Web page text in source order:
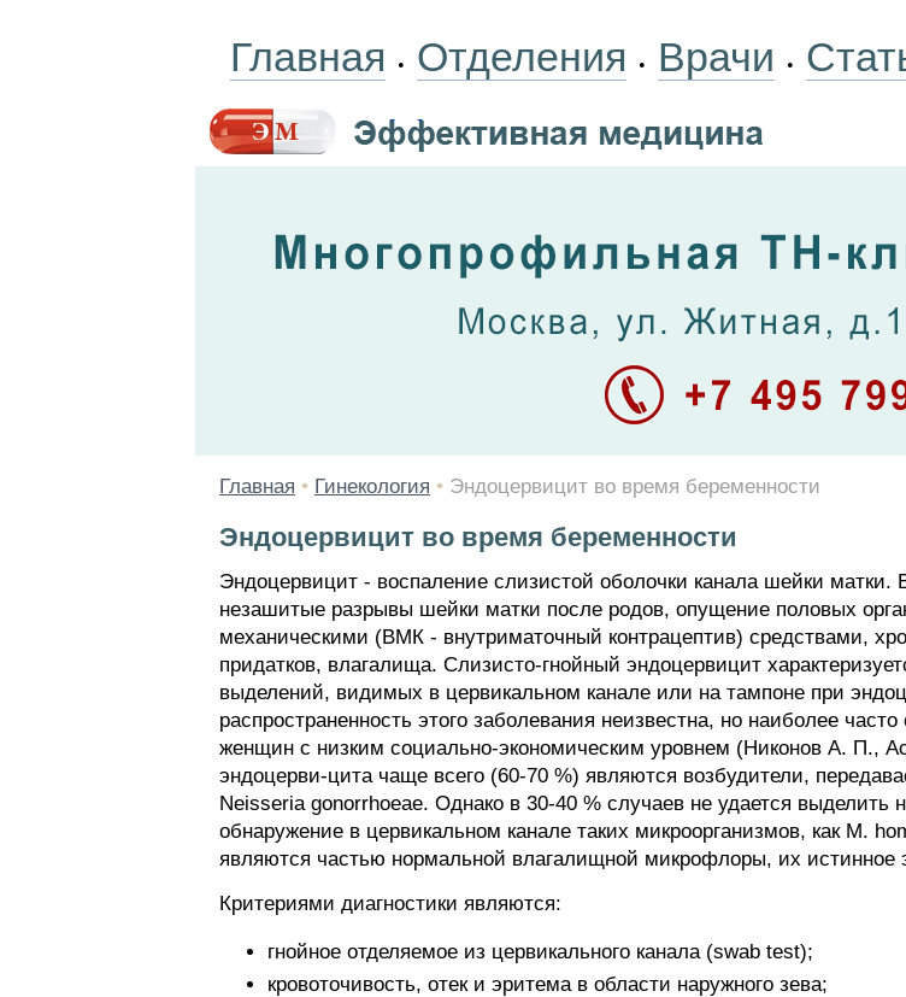
Главная • Отделения • Врачи •
Главная • Гинекология • Эндоцервицит во время беременности
Эндоцервицит во время беременности
Эндоцервицит - воспаление слизистой оболочки канала шейки матки.
незашитые разрывы шейки матки после родов, опущение половых
механическими (ВМК - внутриматочный контрацептив) средствами,
придатков, влагалища. Слизисто-гнойный эндоцервицит
выделений, видимых в цервикальном канале или на тампоне при
распространенность этого заболевания неизвестна, но наиболее
женщин с низким социально-экономическим уровнем (Никонов А. П.,
эндоцерви-цита чаще всего (60-70 %) являются возбудители,
Neisseria gonorrhoeae. Однако в 30-40 % случаев не удается выделить
обнаружение в цервикальном канале таких микроорганизмов, как М.
являются частью нормальной влагалищной микрофлоры, их истинное
Критериями диагностики являются:
гнойное отделяемое из цервикального канала (swab test);
кровоточивость, отек и эритема в области наружного зева;